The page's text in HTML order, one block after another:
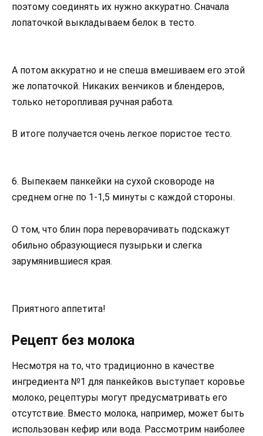
поэтому соединять их нужно аккуратно. Сначала
лопаточкой выкладываем белок в тесто.
А потом аккуратно и не спеша вмешиваем его этой
же лопаточкой. Никаких венчиков и блендеров,
только неторопливая ручная работа.
В итоге получается очень легкое пористое тесто.
6. Выпекаем панкейки на сухой сковороде на
среднем огне по 1-1,5 минуты с каждой стороны.
О том, что блин пора переворачивать подскажут
обильно образующиеся пузырьки и слегка
зарумянившиеся края.
Приятного аппетита!
Рецепт без молока
Несмотря на то, что традиционно в качестве
ингредиента №1 для панкейков выступает коровье
молоко, рецептуры могут предусматривать его
отсутствие. Вместо молока, например, может быть
использован кефир или вода. Рассмотрим наиболее